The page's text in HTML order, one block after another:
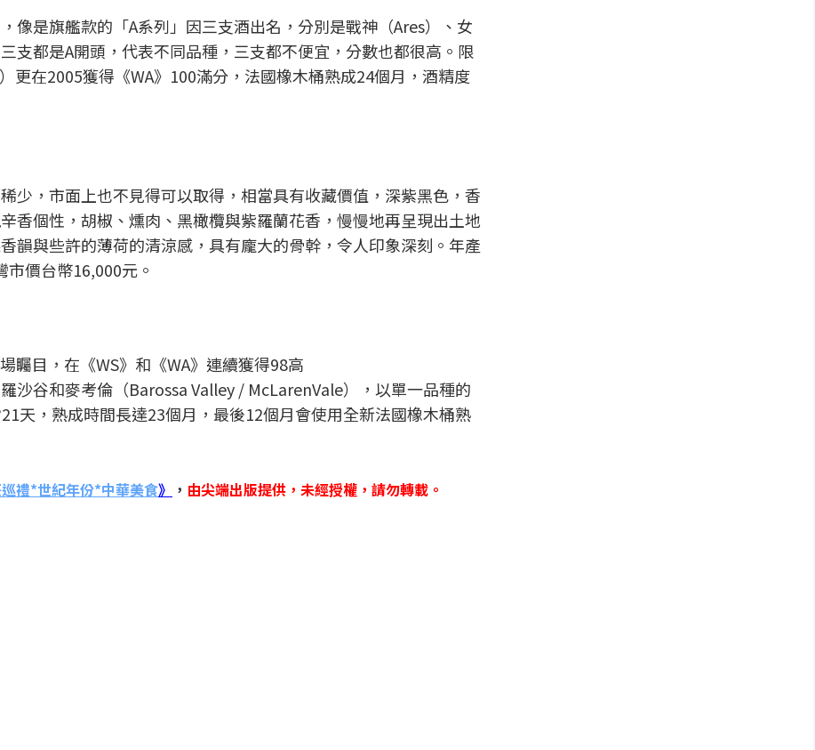
像是旗艦款的「A系列」因三支酒出名，分別是戰神（Ares）、女
支都是A開頭，代表不同品種，三支都不便宜，分數也都很高。限
更在2005獲得《WA》100滿分，法國橡木桶熟成24個月，酒精度
少，市面上也不見得可以取得，相當具有收藏價值，深紫黑色，香
香個性，胡椒、燻肉、黑橄欖與紫羅蘭花香，慢慢地再呈現出土地
韻與些許的薄荷的清涼感，具有龐大的骨幹，令人印象深刻。年產
價台幣16,000元。
矚目，在《WS》和《WA》連續獲得98高
沙谷和麥考倫（Barossa Valley / McLarenVale），以單一品種的
天，熟成時間長達23個月，最後12個月會使用全新法國橡木桶熟
禮*世紀年份*中華美食》 ， 由尖端出版提供，未經授權，請勿轉載。